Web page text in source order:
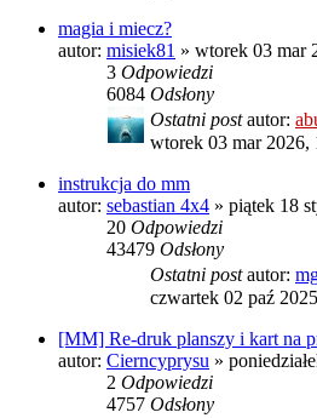
magia i miecz?
autor: misiek81 » wtorek 03 mar
3 Odpowiedzi
6084 Odsłony
Ostatni postautor:
wtorek 03 mar 2026,
instrukcja do mm
autor: sebastian 4x4 » piątek 18
20 Odpowiedzi
43479 Odsłony
Ostatni postautor:
czwartek 02 paź
[MM] Re-druk planszy i kart na
autor: Cierncyprysu »
2 Odpowiedzi
4757 Odsłony